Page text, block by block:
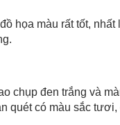
họa màu rất tốt,
chụp đen trắng và
quét có màu sắc